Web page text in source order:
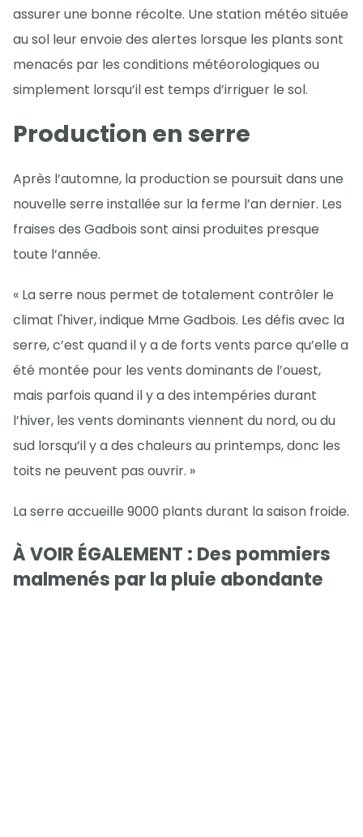
assurer une bonne récolte. Une station météo située
au sol leur envoie des alertes lorsque les plants sont
menacés par les conditions météorologiques ou
simplement lorsqu’il est temps d’irriguer le sol.
Production en serre
Après l’automne, la production se poursuit dans une
nouvelle serre installée sur la ferme l’an dernier. Les
fraises des Gadbois sont ainsi produites presque
toute l’année.
« La serre nous permet de totalement contrôler le
climat l'hiver, indique Mme Gadbois. Les défis avec la
serre, c’est quand il y a de forts vents parce qu’elle a
été montée pour les vents dominants de l’ouest,
mais parfois quand il y a des intempéries durant
l’hiver, les vents dominants viennent du nord, ou du
sud lorsqu’il y a des chaleurs au printemps, donc les
toits ne peuvent pas ouvrir. »
La serre accueille 9000 plants durant la saison froide.
À VOIR ÉGALEMENT : Des pommiers
malmenés par la pluie abondante